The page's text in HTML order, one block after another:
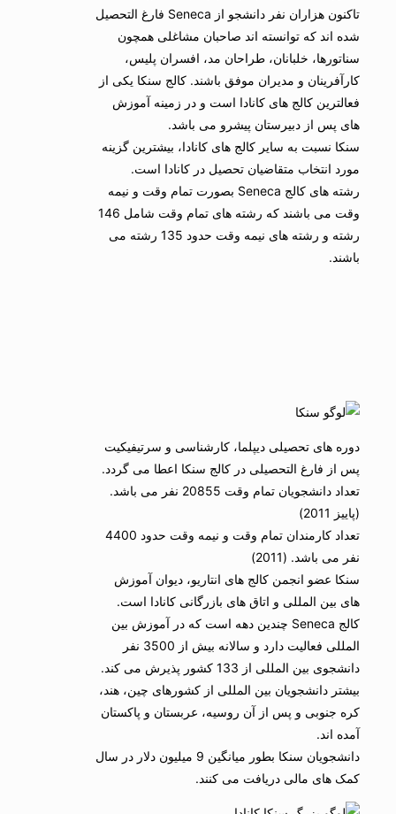
تاکنون هزاران نفر دانشجو از Seneca فارغ التحصیل
شده اند که توانسته اند صاحبان مشاغلی همچون
سناتورها، خلبانان، طراحان مد، افسران پلیس،
کارآفرینان و مدیران موفق باشند. کالج سنکا یکی از
فعالترین کالج های کانادا است و در زمینه آموزش
های پس از دبیرستان پیشرو می باشد.
سنکا نسبت به سایر کالج های کانادا، بیشترین گزینه
مورد انتخاب متقاضیان تحصیل در کانادا است.
رشته های کالج Seneca بصورت تمام وقت و نیمه
وقت می باشند که رشته های تمام وقت شامل 146
رشته و رشته های نیمه وقت حدود 135 رشته می
باشند.
دوره های تحصیلی دیپلما، کارشناسی و سرتیفیکیت
پس از فارغ التحصیلی در کالج سنکا اعطا می گردد.
تعداد دانشجویان تمام وقت 20855 نفر می باشد.
(پاییز 2011)
تعداد کارمندان تمام وقت و نیمه وقت حدود 4400
نفر می باشد. (2011)
سنکا عضو انجمن کالج های انتاریو، دیوان آموزش
های بین المللی و اتاق های بازرگانی کانادا است.
کالج Seneca چندین دهه است که در آموزش بین
المللی فعالیت دارد و سالانه بیش از 3500 نفر
دانشجوی بین المللی از 133 کشور پذیرش می کند.
بیشتر دانشجویان بین المللی از کشورهای چین، هند،
کره جنوبی و پس از آن روسیه، عربستان و پاکستان
آمده اند.
دانشجویان سنکا بطور میانگین 9 میلیون دلار در سال
کمک های مالی دریافت می کنند.